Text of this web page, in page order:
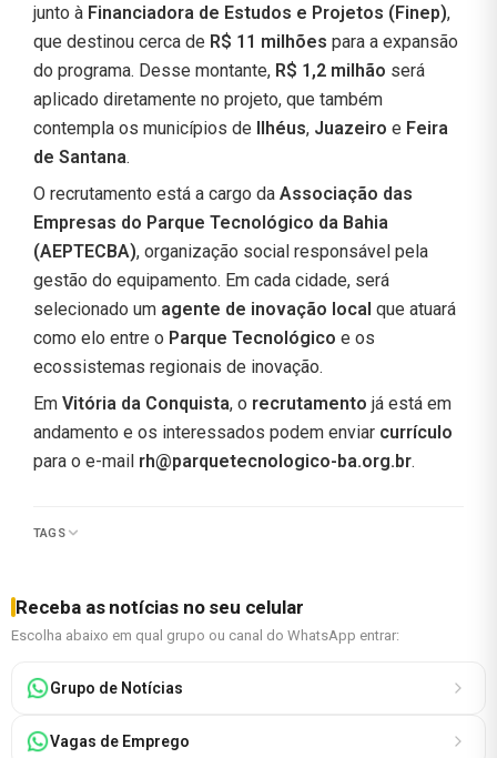
junto à Financiadora de Estudos e Projetos (Finep),
que destinou cerca de R$ 11 milhões para a expansão
do programa. Desse montante, R$ 1,2 milhão será
aplicado diretamente no projeto, que também
contempla os municípios de Ilhéus, Juazeiro e Feira
de Santana.
O recrutamento está a cargo da Associação das
Empresas do Parque Tecnológico da Bahia
(AEPTECBA), organização social responsável pela
gestão do equipamento. Em cada cidade, será
selecionado um agente de inovação local que atuará
como elo entre o Parque Tecnológico e os
ecossistemas regionais de inovação.
Em Vitória da Conquista, o recrutamento já está em
andamento e os interessados podem enviar currículo
para o e-mail rh@parquetecnologico-ba.org.br.
TAGS
Receba as notícias no seu celular
Escolha abaixo em qual grupo ou canal do WhatsApp entrar:
Grupo de Notícias
Vagas de Emprego